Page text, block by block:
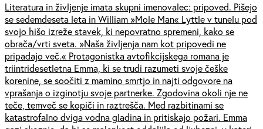
Literatura in življenje imata skupni imenovalec: pripoved. Pišejo
se sedemdeseta leta in William »Mole Man« Lyttle v tunelu pod
svojo hišo izreže stavek, ki nepovratno spremeni, kako se
obrača/vrti sveta. »Naša življenja nam kot pripovedi ne
pripadajo več.« Protagonistka avtofikcijskega romana je
triintridesetletna Emma, ki se trudi razumeti svoje češke
korenine, se soočiti z mamino smrtjo in najti odgovore na
vprašanja o izginotju svoje partnerke. Zgodovina okoli nje ne
teče, temveč se kopiči in raztrešča. Med razbitinami se
katastrofalno dviga vodna gladina in pritiskajo požari. Emma